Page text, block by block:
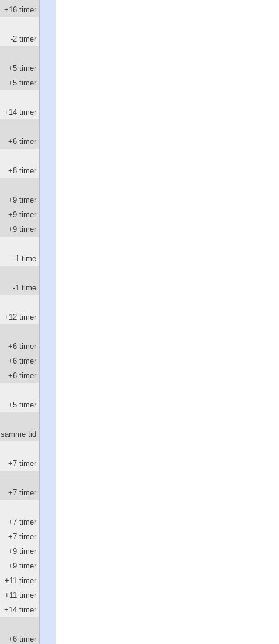
+16 timer
-2 timer
+5 timer
+5 timer
+14 timer
+6 timer
+8 timer
+9 timer
+9 timer
+9 timer
-1 time
-1 time
+12 timer
+6 timer
+6 timer
+6 timer
+5 timer
samme tid
+7 timer
+7 timer
+7 timer
+7 timer
+9 timer
+9 timer
+11 timer
+11 timer
+14 timer
+6 timer